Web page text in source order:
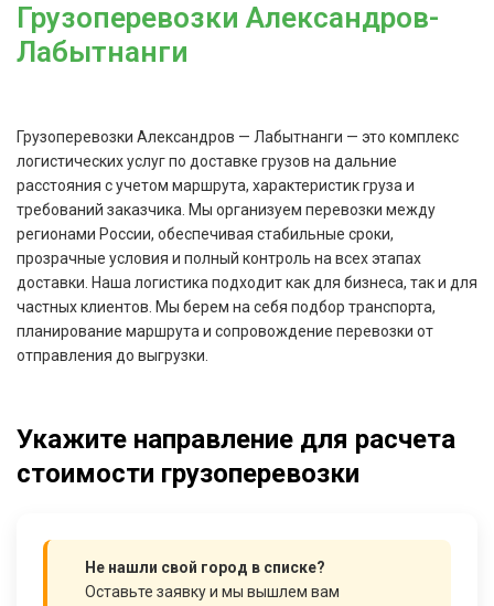
Грузоперевозки Александров-
Лабытнанги
Грузоперевозки Александров — Лабытнанги — это комплекс
логистических услуг по доставке грузов на дальние
расстояния с учетом маршрута, характеристик груза и
требований заказчика. Мы организуем перевозки между
регионами России, обеспечивая стабильные сроки,
прозрачные условия и полный контроль на всех этапах
доставки. Наша логистика подходит как для бизнеса, так и для
частных клиентов. Мы берем на себя подбор транспорта,
планирование маршрута и сопровождение перевозки от
отправления до выгрузки.
Укажите направление для расчета
стоимости грузоперевозки
Не нашли свой город в списке?
Оставьте заявку и мы вышлем вам